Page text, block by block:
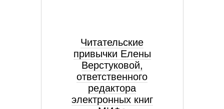
Читательские
привычки Елены
Верстуковой,
ответственного
редактора
электронных книг